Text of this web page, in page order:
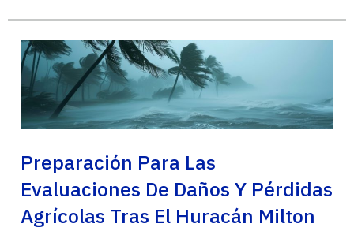
Preparación Para Las
Evaluaciones De Daños Y Pérdidas
Agrícolas Tras El Huracán Milton